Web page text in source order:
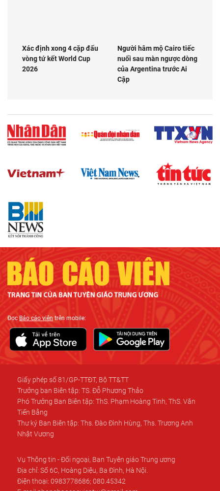
Xác định xong 4 cặp đấu
vòng tứ kết World Cup
2026
Người hâm mộ Cairo tiếc
nuối sau màn ngược dòng
của Argentina trước Ai
Cập
ĐọcBáo cáo viên trên mobile:
Giấy phép số 81/GP-TTĐT, Bộ TT&TT
Trưởng ban Biên tập: TS. Đỗ Phương Thảo
Phó Trưởng Ban Biên tập: ThS. Phạm Hoàng Tinh, ThS. Văn
Tiến Bằng
Thư ký Ban Biên tập: Ths. Đào Đình Hùng, Ths. Trương Anh
Nhật Vương
Vụ Thông tin - Đối ngoại, Ban Tuyên giáo Trung ương
Địa chỉ: Số 6C, Hoàng Diệu, Ba Đình, Hà Nội.
Điện thoại: 0983778686; 080.45342